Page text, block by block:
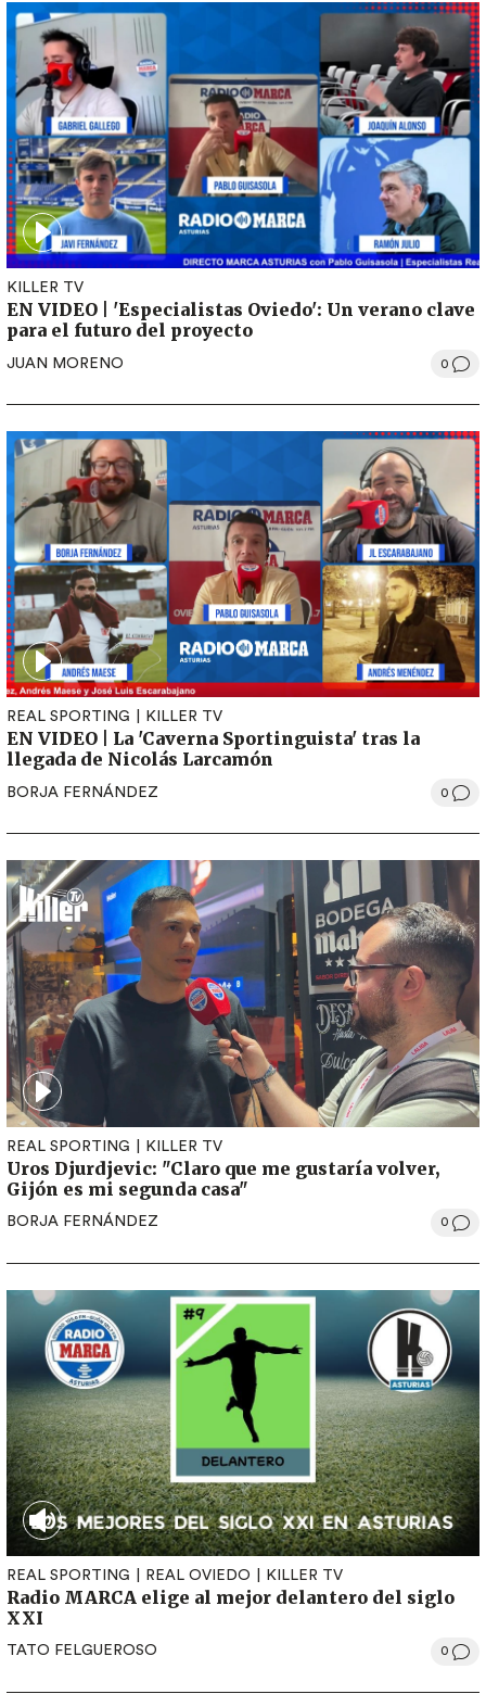
KILLER TV
EN VIDEO | 'Especialistas Oviedo': Un verano clave
para el futuro del proyecto
JUAN MORENO 0
REAL SPORTING KILLER TV
EN VIDEO | La 'Caverna Sportinguista' tras la
llegada de Nicolás Larcamón
BORJA FERNÁNDEZ 0
REAL SPORTING KILLER TV
Uros Djurdjevic: "Claro que me gustaría volver,
Gijón es mi segunda casa"
BORJA FERNÁNDEZ 0
REAL SPORTING REAL OVIEDO KILLER TV
Radio MARCA elige al mejor delantero del siglo
XXI
TATO FELGUEROSO 0